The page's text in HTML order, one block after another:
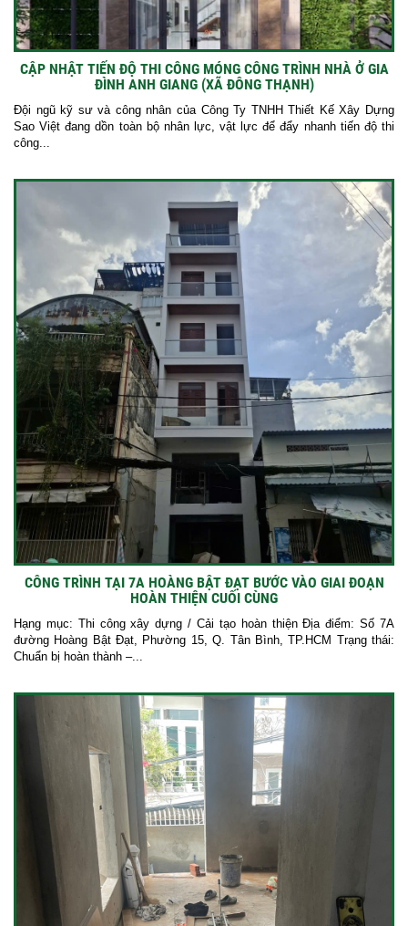
CẬP NHẬT TIẾN ĐỘ THI CÔNG MÓNG CÔNG TRÌNH NHÀ Ở GIA
ĐÌNH ANH GIANG (XÃ ĐÔNG THẠNH)
Đội ngũ kỹ sư và công nhân của Công Ty TNHH Thiết Kế Xây Dựng
Sao Việt đang dồn toàn bộ nhân lực, vật lực để đẩy nhanh tiến độ thi
công...
CÔNG TRÌNH TẠI 7A HOÀNG BẬT ĐẠT BƯỚC VÀO GIAI ĐOẠN
HOÀN THIỆN CUỐI CÙNG
Hạng mục: Thi công xây dựng / Cải tạo hoàn thiện Địa điểm: Số 7A
đường Hoàng Bật Đạt, Phường 15, Q. Tân Bình, TP.HCM Trạng thái:
Chuẩn bị hoàn thành –...